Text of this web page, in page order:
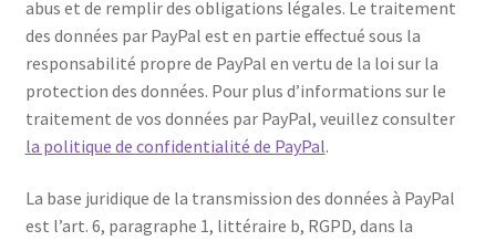
abus et de remplir des obligations légales. Le traitement
des données par PayPal est en partie effectué sous la
responsabilité propre de PayPal en vertu de la loi sur la
protection des données. Pour plus d’informations sur le
traitement de vos données par PayPal, veuillez consulter
la politique de confidentialité de PayPal.
La base juridique de la transmission des données à PayPal
est l’art. 6, paragraphe 1, littéraire b, RGPD, dans la